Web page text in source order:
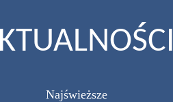
Najświeższe